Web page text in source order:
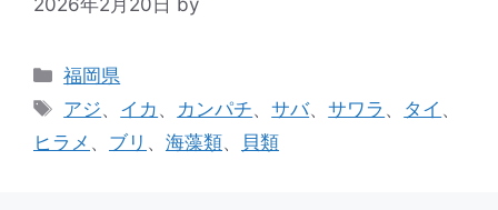
福岡県
アジ、 イカ 、 カンパチ、サバ、サワラ 、 タイ 、
ヒラメ 、 ブリ 、 海藻類、 貝類